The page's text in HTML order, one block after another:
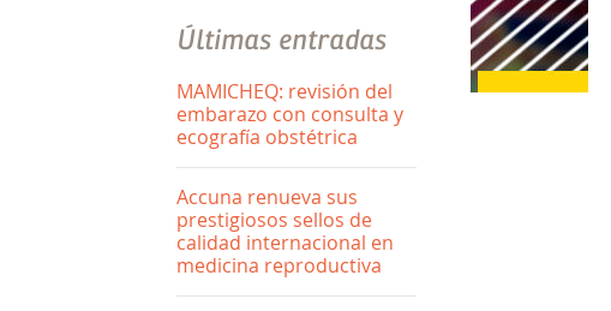
Últimas entradas
MAMICHEQ: revisión del
embarazo con consulta y
ecografía obstétrica
Accuna renueva sus
prestigiosos sellos de
calidad internacional en
medicina reproductiva